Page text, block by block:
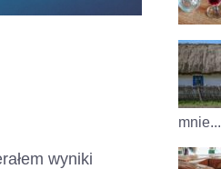
wyniki
mnie...